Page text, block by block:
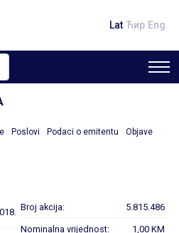
Lat Ћир Eng
Poslovi Podaci o emitentu Objave
Broj akcija: 5.815.486
Nominalna vrijednost: 1,00 KM